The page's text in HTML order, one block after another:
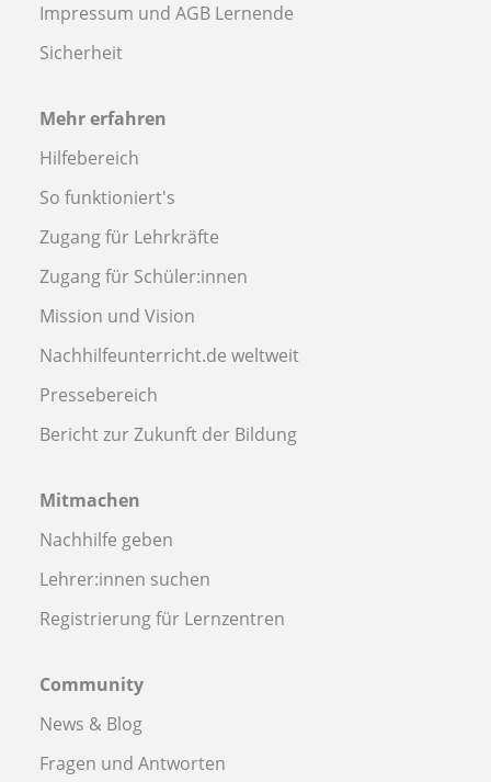
Impressum und AGB Lernende
Sicherheit
Mehr erfahren
Hilfebereich
So funktioniert's
Zugang für Lehrkräfte
Zugang für Schüler:innen
Mission und Vision
Nachhilfeunterricht.de weltweit
Pressebereich
Bericht zur Zukunft der Bildung
Mitmachen
Nachhilfe geben
Lehrer:innen suchen
Registrierung für Lernzentren
Community
News & Blog
Fragen und Antworten